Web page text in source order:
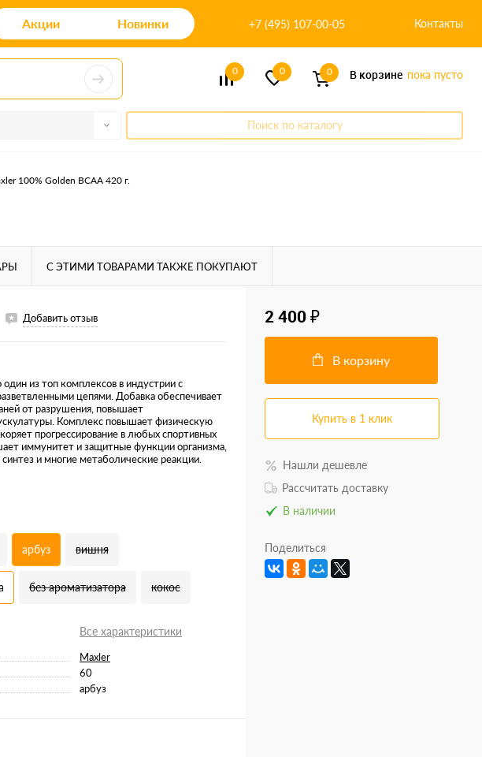
Акции Новинки +7 (495) 107-00-05 Контакты
0 0 0 В корзине пока пусто
Поиск по каталогу
100% Golden BCAA 420 г.
С ЭТИМИ ТОВАРАМИ ТАКЖЕ ПОКУПАЮТ
Добавить отзыв
один из топ комплексов в индустрии с
цепями. Добавка обеспечивает
от разрушения, повышает
Комплекс повышает физическую
прогрессирование в любых спортивных
иммунитет и защитные функции организма,
и многие метаболические реакции.
арбуз вишня
без ароматизатора кокос
Все характеристики
Maxler
60
арбуз
2 400 ₽
В корзину
Купить в 1 клик
Нашли дешевле
Рассчитать доставку
В наличии
Поделиться